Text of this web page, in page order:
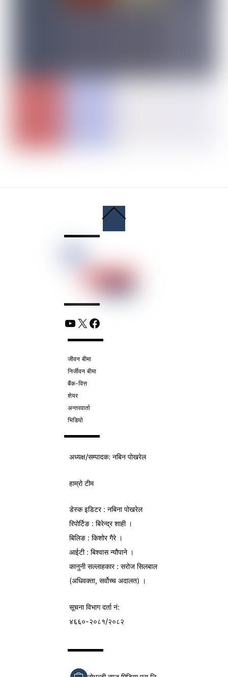
To
YouTube
X Facebook
जीवन बीमा
निर्जीवन बीमा
बैंक-वित्त
शेयर
अन्तरवार्ता
भिडियो
अध्यक्ष/सम्पादक: नबिन पोखरेल
हाम्रो टीम
डेस्क इडिटर : नबिना पोखरेल
रिपोर्टिङ : बिरेन्द्र शाही ।
बिलिङ : किशोर गैरे ।
आईटी : बिश्वास न्यौपाने ।
कानुनी सल्लाहकार : सरोज सिलबाल
(अधिवक्ता, सर्वोच्च अदालत) ।
सूचना विभागदर्ता नं:
४६६०-२०८१/२०८२